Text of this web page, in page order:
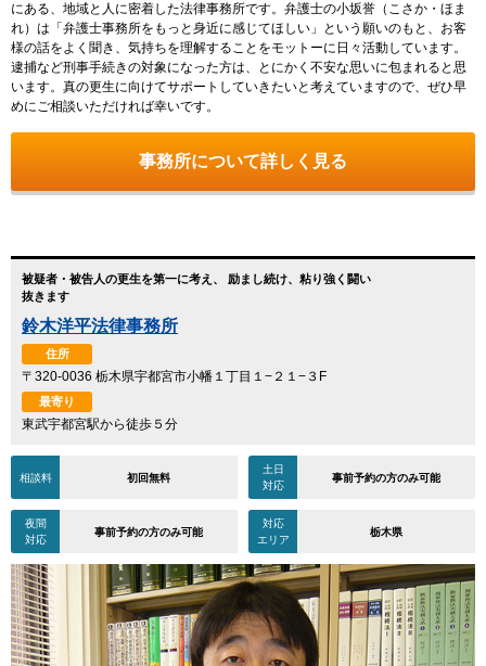
にある、地域と人に密着した法律事務所です。弁護士の小坂誉（こさか・ほま
れ）は「弁護士事務所をもっと身近に感じてほしい」という願いのもと、お客
様の話をよく聞き、気持ちを理解することをモットーに日々活動しています。
逮捕など刑事手続きの対象になった方は、とにかく不安な思いに包まれると思
います。真の更生に向けてサポートしていきたいと考えていますので、ぜひ早
めにご相談いただければ幸いです。
事務所について詳しく見る
被疑者・被告人の更生を第一に考え、 励まし続け、粘り強く闘い
抜きます
鈴木洋平法律事務所
住所
〒320-0036 栃木県宇都宮市小幡１丁目１−２１−３F
最寄り
東武宇都宮駅から徒歩５分
相談料 初回無料
土日
対応
事前予約の方のみ可能
夜間
対応
事前予約の方のみ可能
対応
エリア
栃木県